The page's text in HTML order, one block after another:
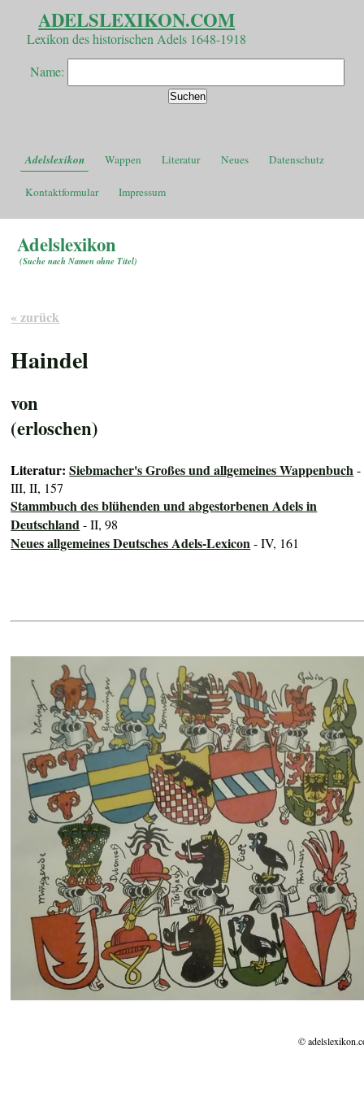
ADELSLEXIKON.COM
Lexikon des historischen Adels 1648-1918
Name:
Adelslexikon Wappen Literatur Neues Datenschutz
Kontaktformular Impressum
Adelslexikon
(Suche nach Namen ohne Titel)
« zurück
Haindel
von
(erloschen)
Literatur:Siebmacher's Großes und allgemeines Wappenbuch-
III, II, 157
Stammbuch des blühenden und abgestorbenen Adels in
Deutschland- II, 98
Neues allgemeines Deutsches Adels-Lexicon- IV, 161
©